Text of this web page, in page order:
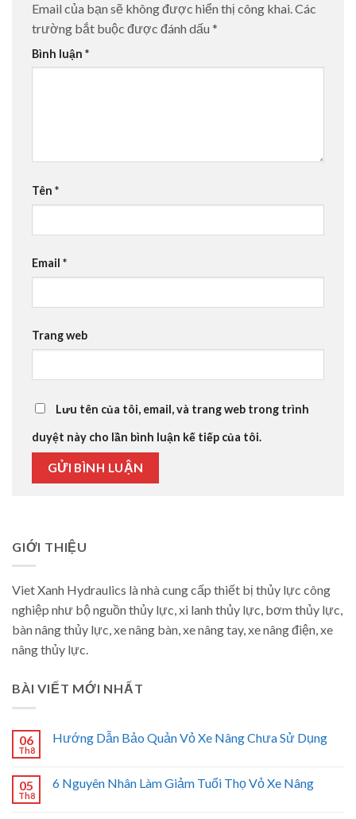
Email của bạn sẽ không được hiển thị công khai. Các
trường bắt buộc được đánh dấu *
Bình luận *
Tên *
Email *
Trang web
Lưu tên của tôi, email, và trang web trong trình
duyệt này cho lần bình luận kế tiếp của tôi.
GIỚI THIỆU
Viet Xanh Hydraulics là nhà cung cấp thiết bị thủy lực công
nghiệp như bộ nguồn thủy lực, xi lanh thủy lực, bơm thủy lực,
bàn nâng thủy lực, xe nâng bàn, xe nâng tay, xe nâng điện, xe
nâng thủy lực.
BÀI VIẾT MỚI NHẤT
06
Th8
Hướng Dẫn Bảo Quản Vỏ Xe Nâng Chưa Sử Dụng
05
Th8
6 Nguyên Nhân Làm Giảm Tuổi Thọ Vỏ Xe Nâng